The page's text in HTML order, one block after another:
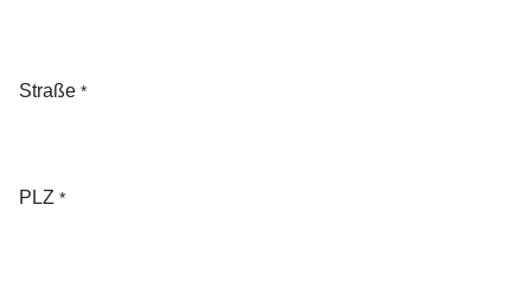
Straße *
PLZ *